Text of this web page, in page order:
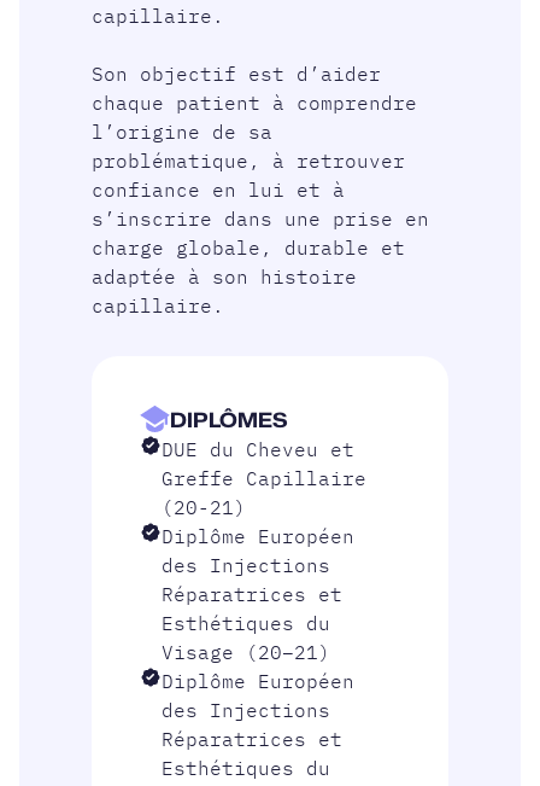
capillaire.
Son objectif est d’aider
chaque patient à comprendre
l’origine de sa
problématique, à retrouver
confiance en lui et à
s’inscrire dans une prise en
charge globale, durable et
adaptée à son histoire
capillaire.
DIPLÔMES
DUE du Cheveu et
Greffe Capillaire
(20-21)
Diplôme Européen
des Injections
Réparatrices et
Esthétiques du
Visage (20–21)
Diplôme Européen
des Injections
Réparatrices et
Esthétiques du